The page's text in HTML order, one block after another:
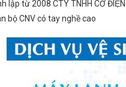
lập từ 2008 CTY TNHH CƠ
bộ CNV có tay nghề cao